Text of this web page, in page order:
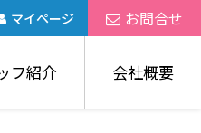
マイページ お問合せ
フ紹介 会社概要